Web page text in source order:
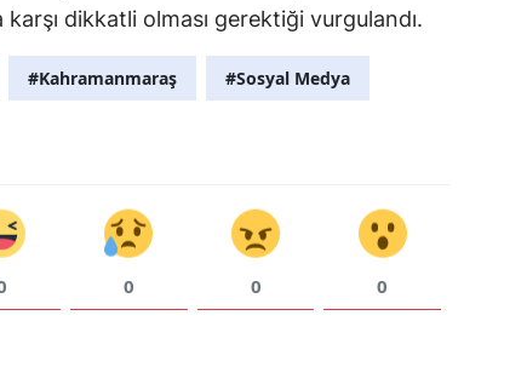
karşı dikkatli olması gerektiği vurgulandı.
#Kahramanmaraş #Sosyal Medya
0 0 0